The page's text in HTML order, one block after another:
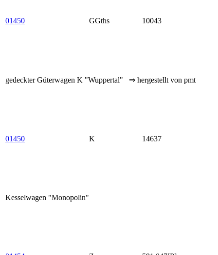
01450 GGths 10043
gedeckter Güterwagen K "Wuppertal" ⇒ hergestellt von pmt
01450 K 14637
Kesselwagen "Monopolin"